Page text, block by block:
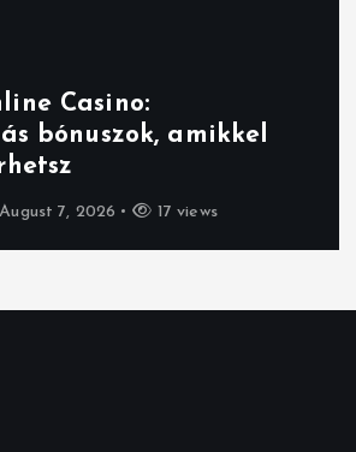
pokies NZ: Top
fast payouts for savvy
August 6, 2026 19 views